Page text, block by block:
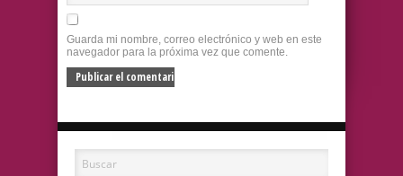
Guarda mi nombre, correo electrónico y web en este
navegador para la próxima vez que comente.